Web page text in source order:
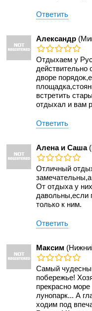
Ответить
Александр
Отдыхаем у
действительно
дворе
встретить
отдыхал и вам
Ответить
Алена и Саша
Отличный
От отдыха у
давольны,если
только к ним.
Ответить
Максим
Самый
побережье!
прекрасно
лунопарк... А
ходим под